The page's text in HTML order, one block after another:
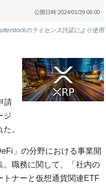
公開日時:2024/01/29 06:00
のライセンス許諾により使用
請
ジ
。
」の分野における事業開
。職務に関して、「社内の
トナーと仮想通貨関連ETF